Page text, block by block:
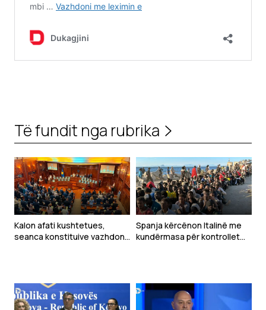
Të fundit nga rubrika
Kalon afati kushtetues,
seanca konstituive vazhdon
Spanja kërcënon Italinë me
kundërmasa për kontrollet